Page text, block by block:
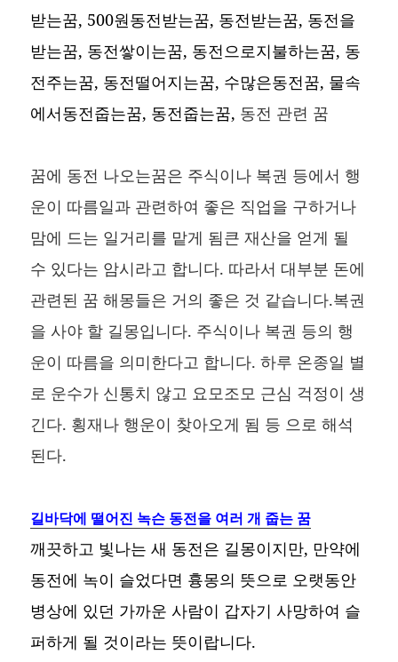
받는꿈, 500원동전받는꿈, 동전받는꿈, 동전을
받는꿈, 동전쌓이는꿈, 동전으로지불하는꿈, 동
전주는꿈, 동전떨어지는꿈, 수많은동전꿈, 물속
에서동전줍는꿈, 동전줍는꿈, 동전 관련 꿈
꿈에 동전 나오는꿈은 주식이나 복권 등에서 행
운이 따름일과 관련하여 좋은 직업을 구하거나
맘에 드는 일거리를 맡게 됨큰 재산을 얻게 될
수 있다는 암시라고 합니다. 따라서 대부분 돈에
관련된 꿈 해몽들은 거의 좋은 것 같습니다.복권
을 사야 할 길몽입니다. 주식이나 복권 등의 행
운이 따름을 의미한다고 합니다. 하루 온종일 별
로 운수가 신통치 않고 요모조모 근심 걱정이 생
긴다. 횡재나 행운이 찾아오게 됨 등 으로 해석
된다.
길바닥에 떨어진 녹슨 동전을 여러 개 줍는 꿈
깨끗하고 빛나는 새 동전은 길몽이지만, 만약에
동전에 녹이 슬었다면 흉몽의 뜻으로 오랫동안
병상에 있던 가까운 사람이 갑자기 사망하여 슬
퍼하게 될 것이라는 뜻이랍니다.